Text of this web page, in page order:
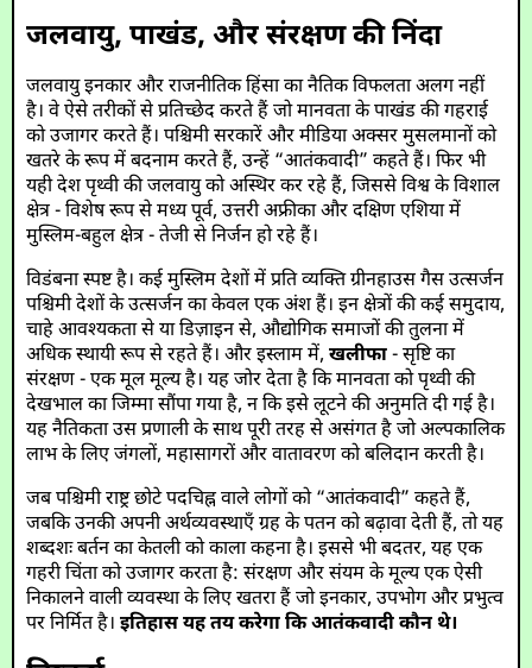
जलवायु, पाखंड, और संरक्षण की निंदा
जलवायु इनकार और राजनीतिक हिंसा का नैतिक विफलता अलग नहीं
है। वे ऐसे तरीकों से प्रतिच्छेद करते हैं जो मानवता के पाखंड की गहराई
को उजागर करते हैं। पश्चिमी सरकारें और मीडिया अक्सर मुसलमानों को
खतरे के रूप में बदनाम करते हैं, उन्हें “आतंकवादी” कहते हैं। फिर भी
यही देश पृथ्वी की जलवायु को अस्थिर कर रहे हैं, जिससे विश्व के विशाल
क्षेत्र - विशेष रूप से मध्य पूर्व, उत्तरी अफ्रीका और दक्षिण एशिया में
मुस्लिम-बहुल क्षेत्र - तेजी से निर्जन हो रहे हैं।
विडंबना स्पष्ट है। कई मुस्लिम देशों में प्रति व्यक्ति ग्रीनहाउस गैस उत्सर्जन
पश्चिमी देशों के उत्सर्जन का केवल एक अंश हैं। इन क्षेत्रों की कई समुदाय,
चाहे आवश्यकता से या डिज़ाइन से, औद्योगिक समाजों की तुलना में
अधिक स्थायी रूप से रहते हैं। और इस्लाम में,खलीफा- सृष्टि का
संरक्षण - एक मूल मूल्य है। यह जोर देता है कि मानवता को पृथ्वी की
देखभाल का जिम्मा सौंपा गया है, न कि इसे लूटने की अनुमति दी गई है।
यह नैतिकता उस प्रणाली के साथ पूरी तरह से असंगत है जो अल्पकालिक
लाभ के लिए जंगलों, महासागरों और वातावरण को बलिदान करती है।
जब पश्चिमी राष्ट्र छोटे पदचिह्न वाले लोगों को “आतंकवादी” कहते हैं,
जबकि उनकी अपनी अर्थव्यवस्थाएँ ग्रह के पतन को बढ़ावा देती हैं, तो यह
शब्दशः बर्तन का केतली को काला कहना है। इससे भी बदतर, यह एक
गहरी चिंता को उजागर करता है: संरक्षण और संयम के मूल्य एक ऐसी
निकालने वाली व्यवस्था के लिए खतरा हैं जो इनकार, उपभोग और प्रभुत्व
पर निर्मित है।इतिहास यह तय करेगा कि आतंकवादी कौन थे।